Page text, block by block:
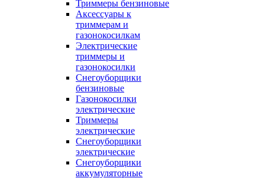
Триммеры бензиновые
Аксессуары к
триммерам и
газонокосилкам
Электрические
триммеры и
газонокосилки
Снегоуборщики
бензиновые
Газонокосилки
электрические
Триммеры
электрические
Снегоуборщики
электрические
Снегоуборщики
аккумуляторные